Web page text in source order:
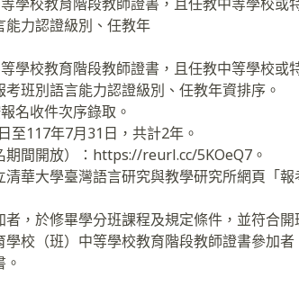
力認證級別、任教年
學校教育階段教師證書，且任教中等學校或
班別語言能力認證級別、任教年資排序。
名收件次序錄取。
至117年7月31日，共計2年。
期間開放）：https://reurl.cc/5KOeQ7。
華大學臺灣語言研究與教學研究所網頁「
，於修畢學分班課程及規定條件，並符合
校（班）中等學校教育階段教師證書參加